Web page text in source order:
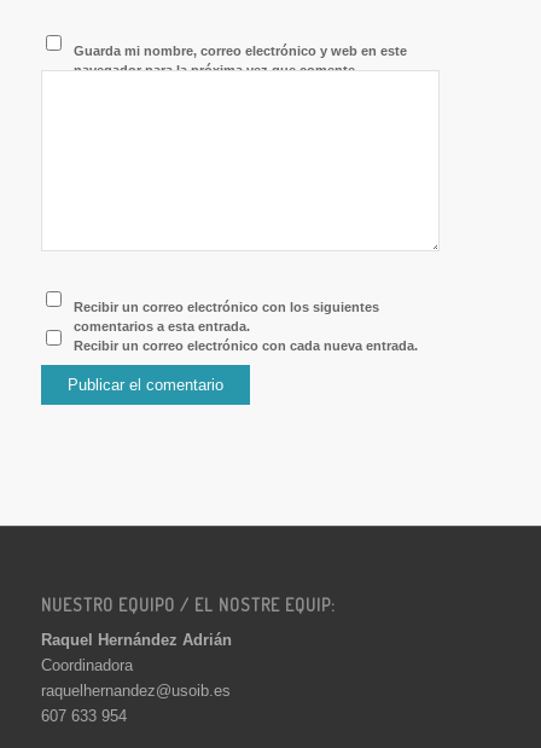
Guarda mi nombre, correo electrónico y web en este
navegador para la próxima vez que comente.
Recibir un correo electrónico con los siguientes
comentarios a esta entrada.
Recibir un correo electrónico con cada nueva entrada.
NUESTRO EQUIPO / EL NOSTRE EQUIP:
Raquel Hernández Adrián
Coordinadora
raquelhernandez@usoib.es
607 633 954